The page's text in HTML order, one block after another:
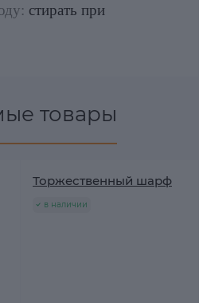
стирать при
товары
Торжественный шарф
в наличии